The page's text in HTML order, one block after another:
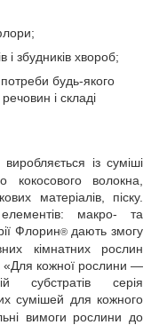
і збудників хвороб;
будь-якого
і складі
із суміші
кокосового волокна,
матеріалів, піску.
макро- та
Флорин®дають змогу
кімнатних рослин
«Для кожної рослини —
субстратів серія
сумішей для кожного
вимоги рослини до